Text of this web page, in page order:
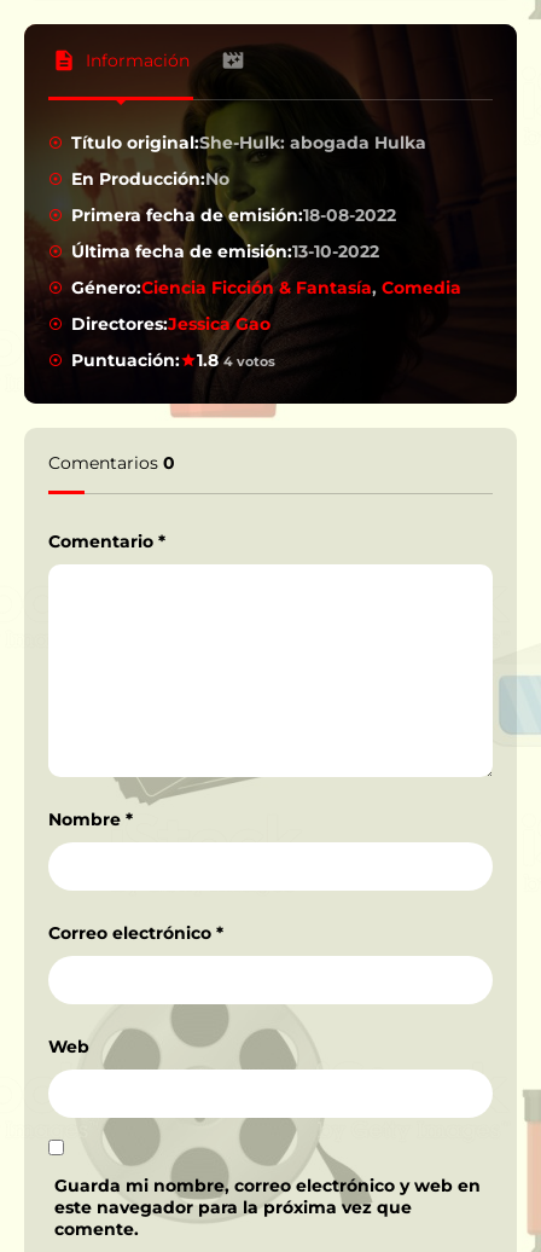
Información
Título original:She-Hulk: abogada Hulka
En Producción:No
Primera fecha de emisión:18-08-2022
Última fecha de emisión:13-10-2022
Género:Ciencia Ficción & Fantasía,Comedia
Directores:Jessica Gao
Puntuación:
1.8 4 votos
Comentarios 0
Comentario *
Nombre *
Correo electrónico *
Web
Guarda mi nombre, correo electrónico y web en
este navegador para la próxima vez que
comente.